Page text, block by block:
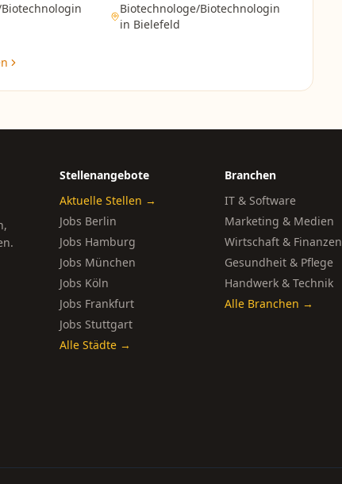
Biotechnologe/Biotechnologin
in Bielefeld
Stellenangebote
Aktuelle Stellen →
Jobs Berlin
Jobs Hamburg
Jobs München
Jobs Köln
Jobs Frankfurt
Jobs Stuttgart
Alle Städte →
Branchen
IT & Software
Marketing & Medien
Wirtschaft & Finanzen
Gesundheit & Pflege
Handwerk & Technik
Alle Branchen →